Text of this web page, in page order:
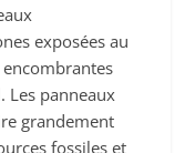
exposées au
Les panneaux
grandement
fossiles et